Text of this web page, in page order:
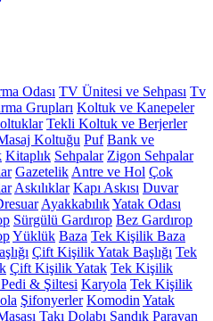
Odası TV Ünitesi ve Sehpası Tv
Grupları Koltuk ve Kanepeler
Tekli Koltuk ve Berjerler
Koltuğu Puf Bank ve
Kitaplık Sehpalar Zigon Sehpalar
Gazetelik Antre ve Hol Çok
Askılıklar Kapı Askısı Duvar
AyakkabılıkYatak Odası
Sürgülü Gardırop Bez Gardırop
Yüklük Baza Tek Kişilik Baza
Çift Kişilik Yatak Başlığı Tek
Çift Kişilik Yatak Tek Kişilik
& Şiltesi Karyola Tek Kişilik
Şifonyerler Komodin Yatak
Takı Dolabı Sandık Paravan